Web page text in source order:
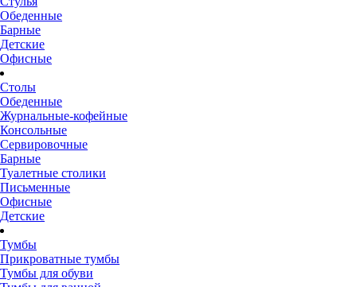
Обеденные
Барные
Детские
Офисные
Столы
Обеденные
Журнальные-кофейные
Консольные
Сервировочные
Барные
Туалетные столики
Письменные
Офисные
Детские
Тумбы
Прикроватные тумбы
Тумбы для обуви